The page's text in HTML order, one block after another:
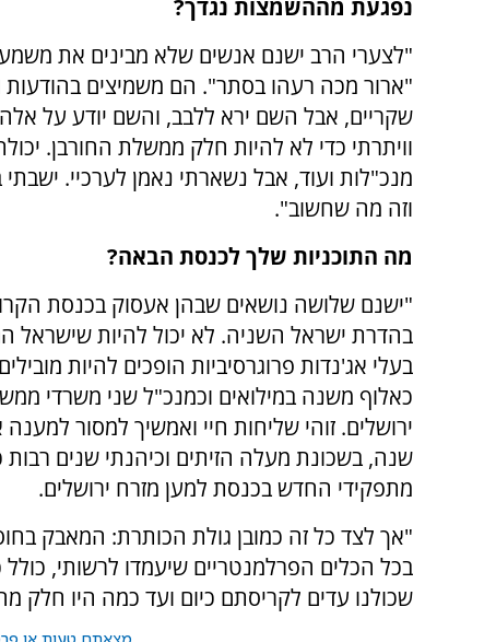
נפגעת מההשמצות נגדך?
"לצערי הרב ישנם אנשים שלא מבינים את
"ארור מכה רעהו בסתר". הם משמיצים בהודעות
שקריים, אבל השם ירא ללבב, והשם יודע על
וויתרתי כדי לא להיות חלק ממשלת החורבן.
מנכ"לות ועוד, אבל נשארתי נאמן לערכיי.
וזה מה שחשוב".
מה התוכניות שלך לכנסת הבאה?
"ישנם שלושה נושאים שבהן אעסוק בכנסת
בהדרת ישראל השניה. לא יכול להיות שישראל
בעלי אג'נדות פרוגרסיביות הופכים להיות
כאלוף משנה במילואים וכמנכ"ל שני משרדי
שנה, בשכונת מעלה הזיתים וכיהנתי שנים
מתפקידי החדש בכנסת למען מזרח ירושלים.
"אך לצד כל זה כמובן גולת הכותרת: המאבק
בכל הכלים הפרלמנטריים שיעמדו לרשותי,
שכולנו עדים לקריסתם כיום ועד כמה היו חלק